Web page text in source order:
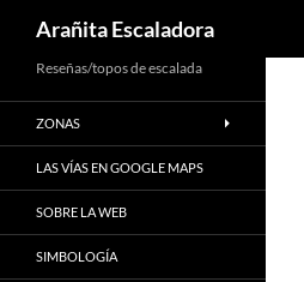
to
content
Arañita Escaladora
Reseñas/topos de escalada
ZONAS
LAS VÍAS EN GOOGLE MAPS
SOBRE LA WEB
SIMBOLOGÍA